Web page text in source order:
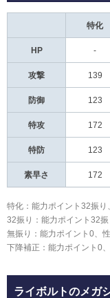
特化
HP -
攻撃 139
防御 123
特攻 172
特防 123
素早さ 172
特化：能力ポイント32振り
32振り：能力ポイント32振
無振り：能力ポイント0、性
下降補正：能力ポイント0
ライボルトのメガ